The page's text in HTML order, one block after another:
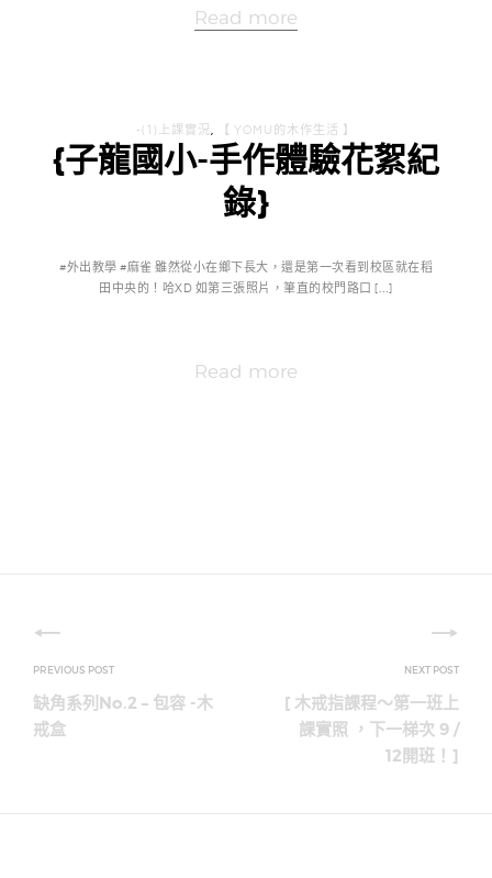
Read more
-(1)上課實況, 【 YOMU的木作生活 】
{子龍國小-手作體驗花絮紀
錄}
#外出教學 #麻雀 雖然從小在鄉下長大，還是第一次看到校區就在稻
田中央的！哈XD 如第三張照片，筆直的校門路口 […]
Read more
文
章
導
缺角系列No.2 – 包容 -木
戒盒
[ 木戒指課程～第一班上
課實照 ，下一梯次 9 /
12開班！]